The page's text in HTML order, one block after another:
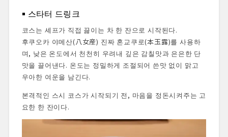
스타터 드링크
코스는 셰프가 직접 끓이는 차 한 잔으로 시작된다.
후쿠오카 야메산(八女産) 진짜 혼교쿠로(本玉露)를 사용하
며, 낮은 온도에서 천천히 우려내 깊은 감칠맛과 은은한 단
맛을 끌어낸다. 온도는 정밀하게 조절되어 쓴맛 없이 맑고
우아한 여운을 남긴다.
본격적인 스시 코스가 시작되기 전, 마음을 정돈시켜주는 고
요한 한 잔이다.